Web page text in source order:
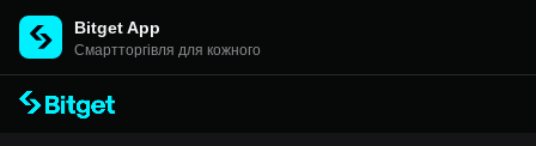
Bitget App
Cмартторгівля для кожного